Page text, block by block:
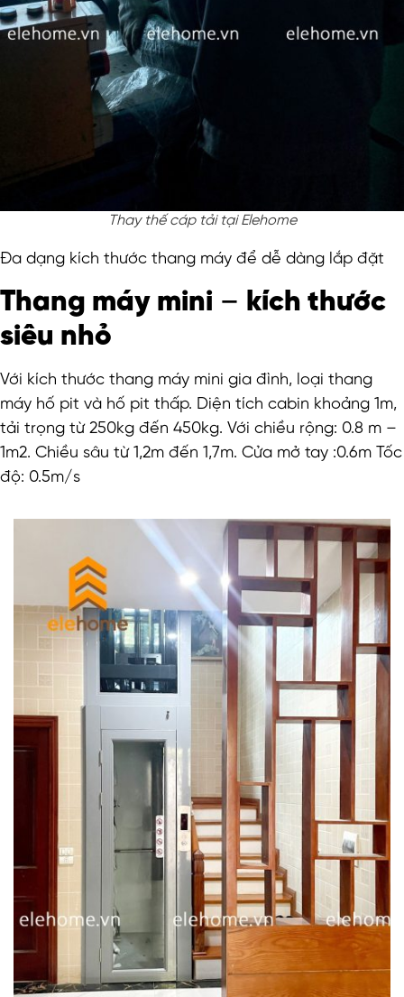
Thay thế cáp tải tại Elehome
Đa dạng kích thước thang máy để dễ dàng lắp đặt
Thang máy mini – kích thước
siêu nhỏ
Với kích thước thang máy mini gia đình, loại thang
máy hố pit và hố pit thấp. Diện tích cabin khoảng 1m,
tải trọng từ 250kg đến 450kg. Với chiều rộng: 0.8 m –
1m2. Chiều sâu từ 1,2m đến 1,7m. Cửa mở tay :0.6m Tốc
độ: 0.5m/s